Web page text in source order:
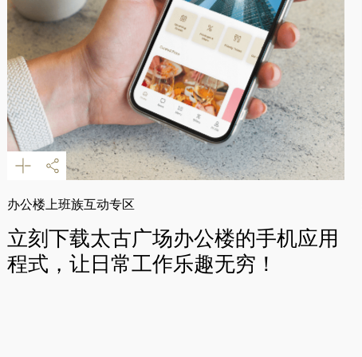
办公楼上班族互动专区
立刻下载太古广场办公楼的手机应用
程式，让日常工作乐趣无穷！